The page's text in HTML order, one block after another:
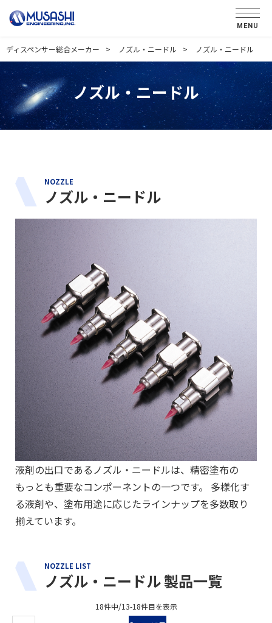
MENU
ディスペンサー総合メーカー ノズル・ニードル ノズル・ニードル
ノズル・ニードル
NOZZLE
ノズル・ニードル
液剤の出口であるノズル・ニードルは、精密塗布の
もっとも重要なコンポーネントの一つです。 多様化す
る液剤や、塗布用途に応じたラインナップを多数取り
揃えています。
NOZZLE LIST
ノズル・ニードル 製品一覧
18件中/13-18件目を表示